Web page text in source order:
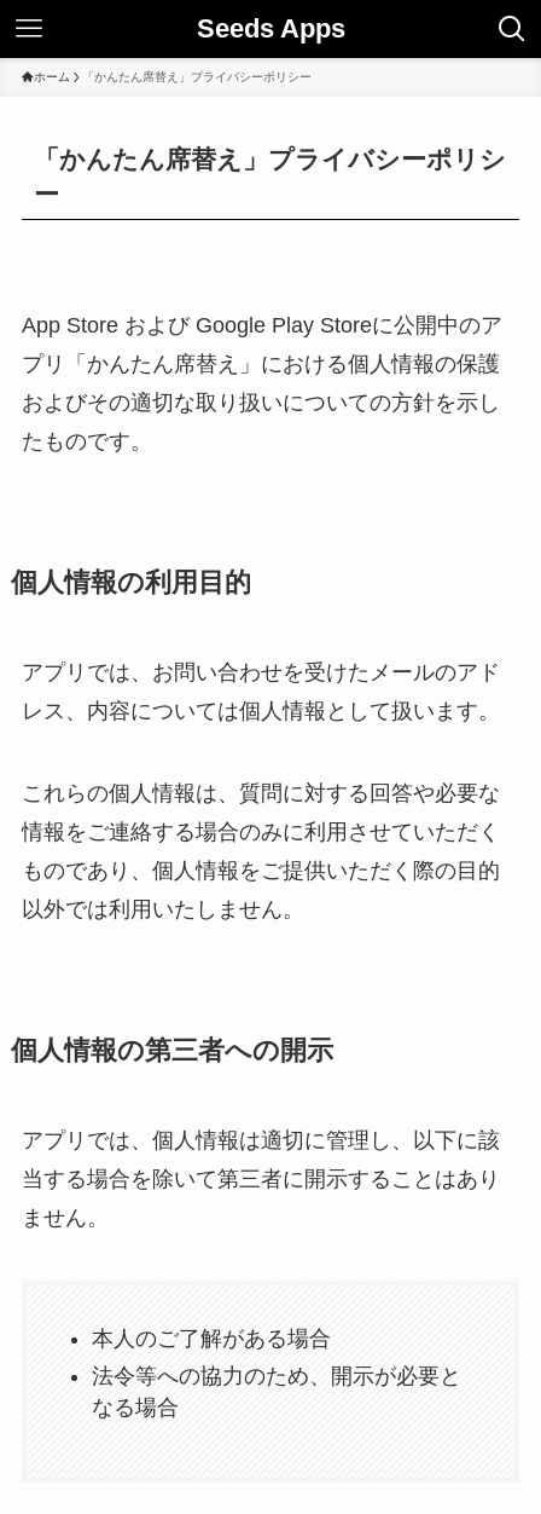
Seeds Apps
ホーム 「かんたん席替え」プライバシーポリシー
「かんたん席替え」プライバシーポリシ
ー
App Store および Google Play Storeに公開中のア
プリ「かんたん席替え」における個人情報の保護
およびその適切な取り扱いについての方針を示し
たものです。
個人情報の利用目的
アプリでは、お問い合わせを受けたメールのアド
レス、内容については個人情報として扱います。
これらの個人情報は、質問に対する回答や必要な
情報をご連絡する場合のみに利用させていただく
ものであり、個人情報をご提供いただく際の目的
以外では利用いたしません。
個人情報の第三者への開示
アプリでは、個人情報は適切に管理し、以下に該
当する場合を除いて第三者に開示することはあり
ません。
本人のご了解がある場合
法令等への協力のため、開示が必要と
なる場合